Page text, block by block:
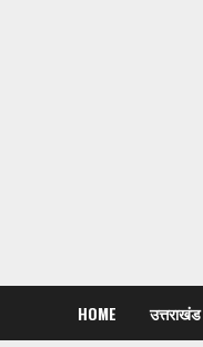
HOME उत्तराखंड